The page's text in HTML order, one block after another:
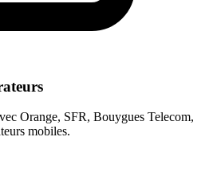
Orange, SFR, Bouygues Telecom,
mobiles.